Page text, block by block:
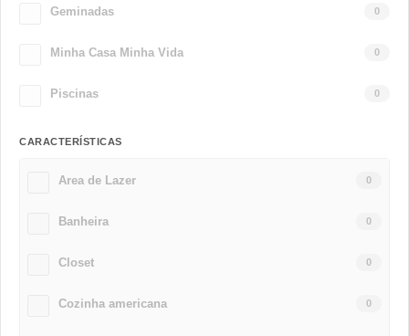
Geminadas 0
Minha Casa Minha Vida 0
Piscinas 0
CARACTERÍSTICAS
Area de Lazer 0
Banheira 0
Closet 0
Cozinha americana 0